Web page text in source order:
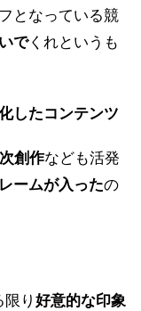
となっている競
でくれというも
したコンテンツ
創作なども活発
ームが入ったの
り 好意的な印象